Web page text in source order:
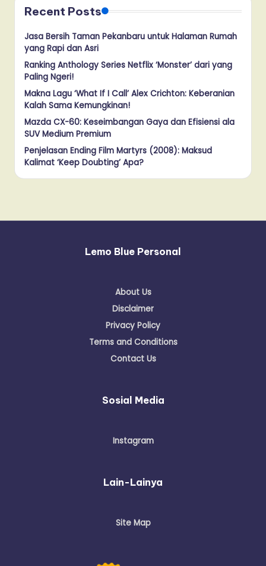
Recent Posts
Jasa Bersih Taman Pekanbaru untuk Halaman Rumah
yang Rapi dan Asri
Ranking Anthology Series Netflix ‘Monster’ dari yang
Paling Ngeri!
Makna Lagu ‘What If I Call’ Alex Crichton: Keberanian
Kalah Sama Kemungkinan!
Mazda CX-60: Keseimbangan Gaya dan Efisiensi ala
SUV Medium Premium
Penjelasan Ending Film Martyrs (2008): Maksud
Kalimat ‘Keep Doubting’ Apa?
Lemo Blue Personal
About Us
Disclaimer
Privacy Policy
Terms and Conditions
Contact Us
Sosial Media
Instagram
Lain-Lainya
Site Map